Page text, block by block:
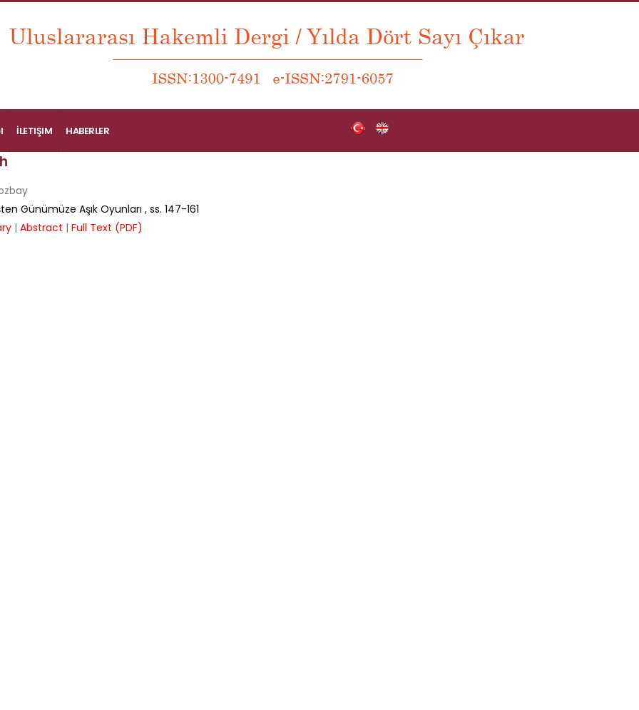
İLETIŞIM HABERLER
Günümüze Aşık Oyunları , ss. 147-161
| Abstract | Full Text (PDF)